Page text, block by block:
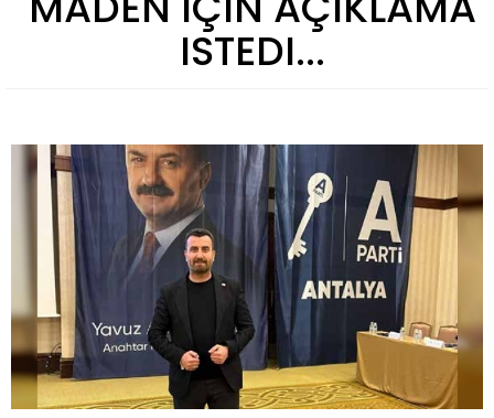
ISTEDI...